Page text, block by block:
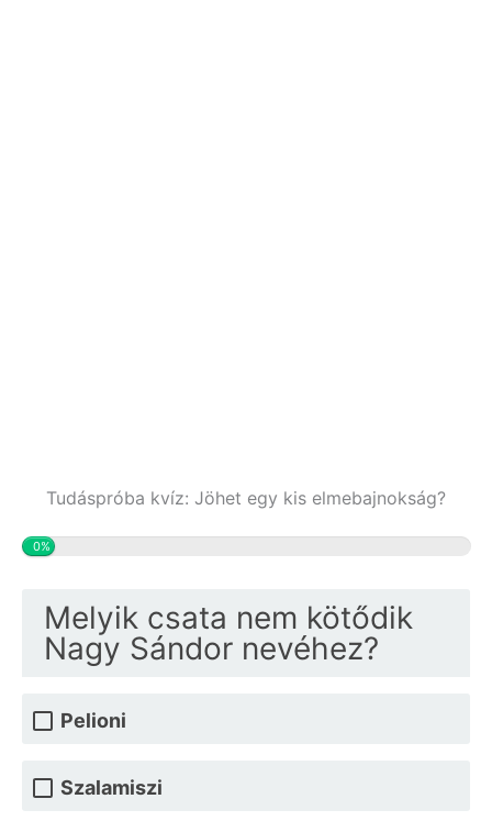
Tudáspróba kvíz: Jöhet egy kis elmebajnokság?
0%
Melyik csata nem kötődik
Nagy Sándor nevéhez?
Pelioni
Szalamiszi